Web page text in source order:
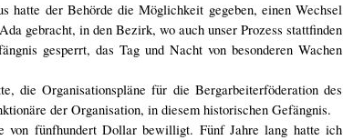
hatte der Behörde die Möglichkeit gegeben, einen Wechsel
gebracht, in den Bezirk, wo auch unser Prozess stattfinden
gesperrt, das Tag und Nacht von besonderen Wachen
die Organisationspläne für die Bergarbeiterföderation des
der Organisation, in diesem historischen Gefängnis.
von fünfhundert Dollar bewilligt. Fünf Jahre lang hatte ich